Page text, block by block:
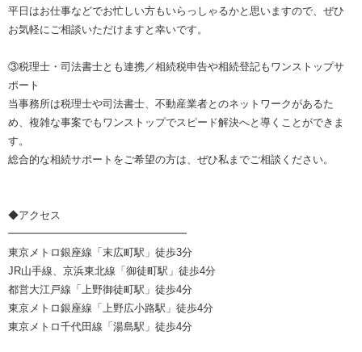
平日はお仕事などでお忙しい方もいらっしゃるかと思いますので、ぜひ
お気軽にご相談いただけますと幸いです。
③税理士・司法書士とも連携／相続税申告や相続登記もワンストップサ
ポート
当事務所は税理士や司法書士、不動産業者とのネットワークがあるた
め、複雑な事案でもワンストップでスピード解決へと導くことができま
す。
総合的な相続サポートをご希望の方は、ぜひ私までご相談ください。
◆アクセス
━━━━━━━━━━━━━━━━━
東京メトロ銀座線「末広町駅」徒歩3分
JR山手線、京浜東北線「御徒町駅」徒歩4分
都営大江戸線「上野御徒町駅」徒歩4分
東京メトロ銀座線「上野広小路駅」徒歩4分
東京メトロ千代田線「湯島駅」徒歩4分